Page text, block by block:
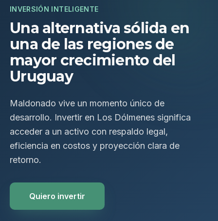
INVERSIÓN INTELIGENTE
Una alternativa sólida en
una de las regiones de
mayor crecimiento del
Uruguay
Maldonado vive un momento único de
desarrollo. Invertir en Los Dólmenes significa
acceder a un activo con respaldo legal,
eficiencia en costos y proyección clara de
retorno.
Quiero invertir